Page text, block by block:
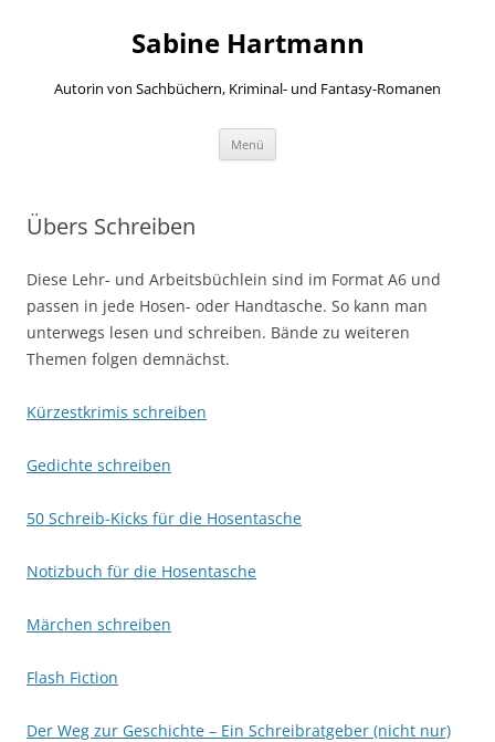
Sabine Hartmann
Autorin von Sachbüchern, Kriminal- und Fantasy-Romanen
Menü
Übers Schreiben
Diese Lehr- und Arbeitsbüchlein sind im Format A6 und
passen in jede Hosen- oder Handtasche. So kann man
unterwegs lesen und schreiben. Bände zu weiteren
Themen folgen demnächst.
Kürzestkrimis schreiben
Gedichte schreiben
50 Schreib-Kicks für die Hosentasche
Notizbuch für die Hosentasche
Märchen schreiben
Flash Fiction
Der Weg zur Geschichte – Ein Schreibratgeber (nicht nur)